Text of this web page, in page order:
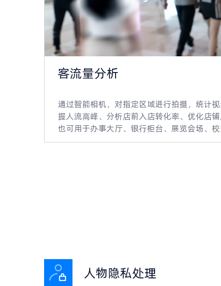
客流量分析
通过智能相机，对指定区域进行拍摄，统计
握人流高峰、分析店前入店转化率、优化店
也可用于办事大厅、银行柜台、展览会场、
人物隐私处理